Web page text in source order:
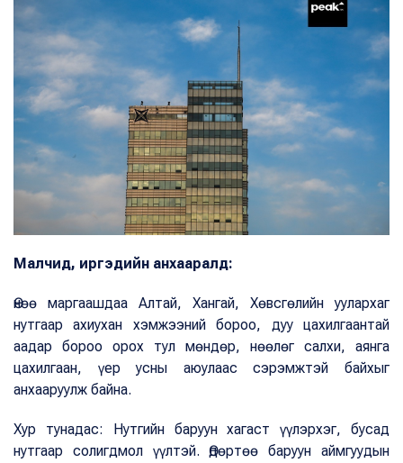
Малчид, иргэдийн анхааралд:
Өнөө маргаашдаа Алтай, Хангай, Хөвсгөлийн уулархаг
нутгаар ахиухан хэмжээний бороо, дуу цахилгаантай
аадар бороо орох тул мөндөр, нөөлөг салхи, аянга
цахилгаан, үер усны аюулаас сэрэмжтэй байхыг
анхааруулж байна.
Хур тунадас: Нутгийн баруун хагаст үүлэрхэг, бусад
нутгаар солигдмол үүлтэй. Өдөртөө баруун аймгуудын